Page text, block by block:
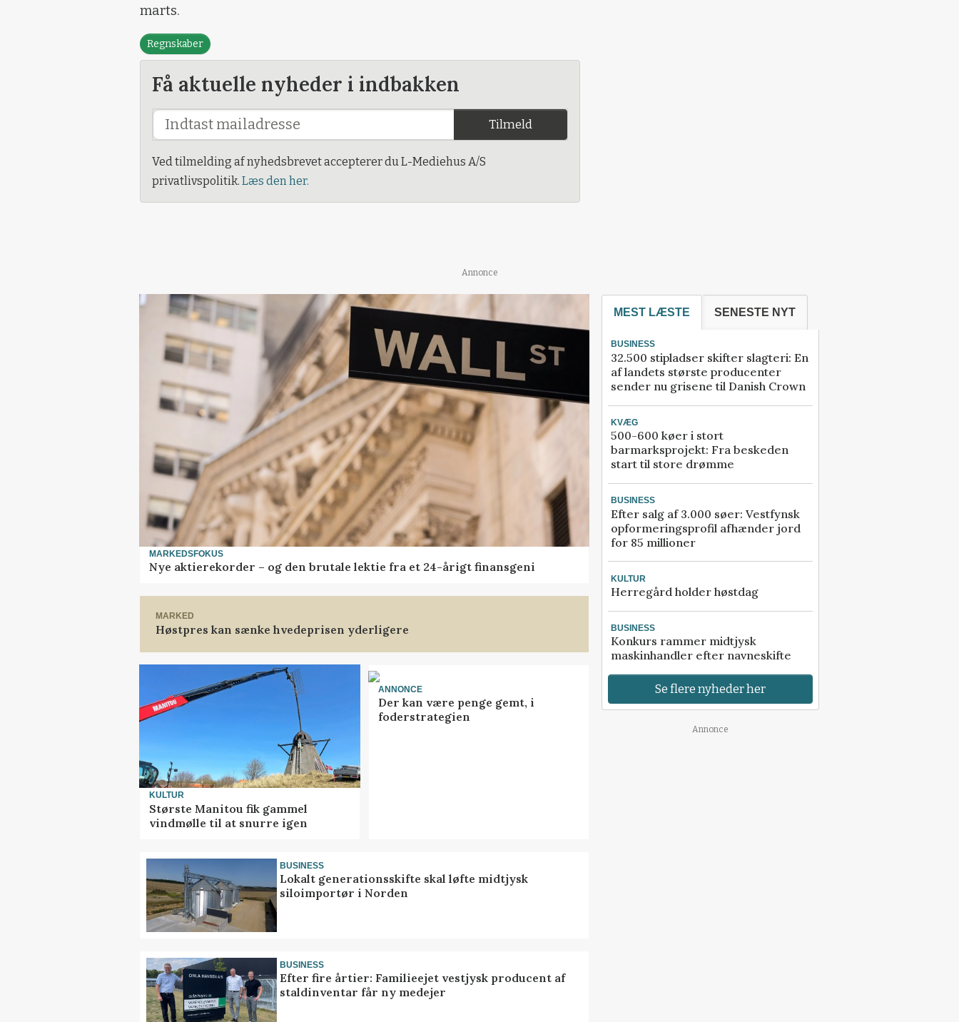
marts.
Regnskaber
Få aktuelle nyheder i indbakken
Tilmeld
Ved tilmelding af nyhedsbrevet accepterer du L-Mediehus A/S
privatlivspolitik. Læs den her.
Annonce
MARKEDSFOKUS
Nye aktierekorder – og den brutale lektie fra et 24-årigt finansgeni
MARKED
Høstpres kan sænke hvedeprisen yderligere
KULTUR
Største Manitou fik gammel
vindmølle til at snurre igen
ANNONCE
Der kan være penge gemt, i
foderstrategien
BUSINESS
Lokalt generationsskifte skal løfte midtjysk
siloimportør i Norden
BUSINESS
Efter fire årtier: Familieejet vestjysk producent af
staldinventar får ny medejer
MEST LÆSTE SENESTE NYT
BUSINESS
32.500 stipladser skifter slagteri: En
af landets største producenter
sender nu grisene til Danish Crown
KVÆG
500-600 køer i stort
barmarksprojekt: Fra beskeden
start til store drømme
BUSINESS
Efter salg af 3.000 søer: Vestfynsk
opformeringsprofil afhænder jord
for 85 millioner
KULTUR
Herregård holder høstdag
BUSINESS
Konkurs rammer midtjysk
maskinhandler efter navneskifte
Se flere nyheder her
Annonce